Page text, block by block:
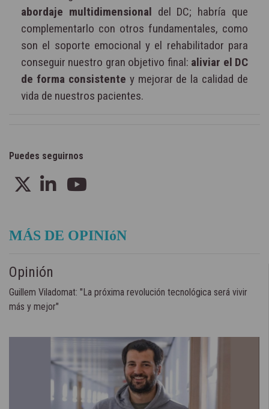
abordaje multidimensional del DC; habría que
complementarlo con otros fundamentales, como
son el soporte emocional y el rehabilitador para
conseguir nuestro gran objetivo final: aliviar el DC
de forma consistente y mejorar de la calidad de
vida de nuestros pacientes.
Puedes seguirnos
MÁS DE OPINIóN
Opinión
Guillem Viladomat: "La próxima revolución tecnológica será vivir
más y mejor"